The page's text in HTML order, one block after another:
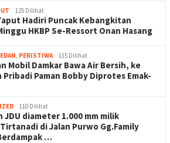
125 Dilihat
Hadiri Puncak Kebangkitan
HKBP Se-Ressort Onan Hasang
, PERISTIWA 115 Dilihat
Mobil Damkar Bawa Air Bersih, ke
Pribadi Paman Bobby Diprotes Emak-
110 Dilihat
JDU diameter 1.000 mm milik
di Jalan Purwo Gg.Family
…